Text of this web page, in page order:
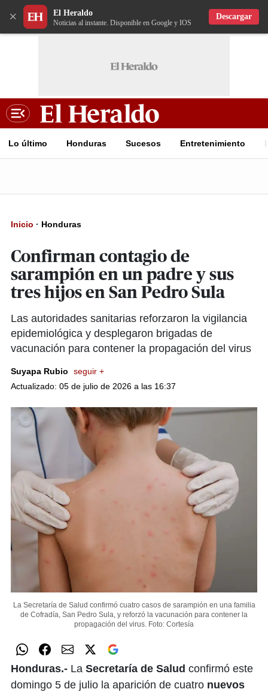
× El Heraldo
Noticias al instante. Disponible en Google y IOS
Descargar
Lo último Honduras Sucesos Entretenimiento
Inicio · Honduras
Confirman contagio de
sarampión en un padre y sus
tres hijos en San Pedro Sula
Las autoridades sanitarias reforzaron la vigilancia
epidemiológica y desplegaron brigadas de
vacunación para contener la propagación del virus
Suyapa Rubio
seguir +
Actualizado: 05 de julio de 2026 a las 16:37
La Secretaría de Salud confirmó cuatro casos de sarampión en una familia
de Cofradía, San Pedro Sula, y reforzó la vacunación para contener la
propagación del virus. Foto: Cortesía
Honduras.- La Secretaría de Salud confirmó este
domingo 5 de julio la aparición de cuatro nuevos